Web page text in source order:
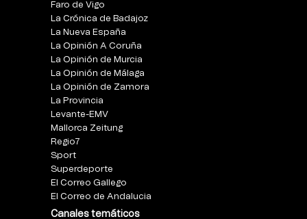
Faro de Vigo
La Crónica de Badajoz
La Nueva España
La Opinión A Coruña
La Opinión de Murcia
La Opinión de Málaga
La Opinión de Zamora
La Provincia
Levante-EMV
Mallorca Zeitung
Regio7
Sport
Superdeporte
El Correo Gallego
El Correo de Andalucia
Canales temáticos